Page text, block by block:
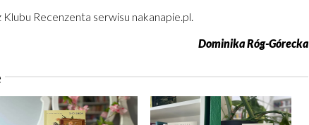
Klubu Recenzenta serwisu nakanapie.pl.
Dominika Róg-Górecka